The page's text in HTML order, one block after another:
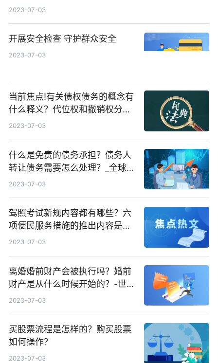
地融合”再深入工作综述 当前热
2023-07-03
开展安全检查 守护群众安全
2023-07-03
当前焦点!有关债权债务的概念有
什么释义？代位权和撤销权分别
指的是什么？
2023-07-03
什么是免责的债务承担？债务人
转让债务需要怎么处理？_全球今
日报
2023-07-03
驾照考试新规内容都有哪些？六
项便民服务措施的推出内容是什
么？
2023-07-03
离婚婚前财产会被执行吗？婚前
财产是从什么时候开始的？-世界
短讯
2023-07-03
买股票流程是怎样的？购买股票
如何操作？
2023-07-03